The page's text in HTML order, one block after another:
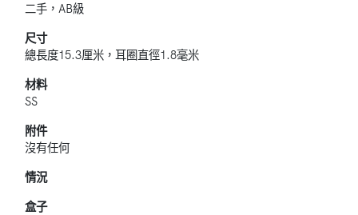
二手，AB級
尺寸
總長度15.3厘米，耳圈直徑1.8毫米
材料
SS
附件
沒有任何
情況
盒子